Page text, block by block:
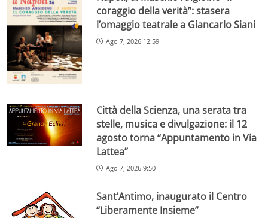
coraggio della verità”: stasera
l’omaggio teatrale a Giancarlo Siani
Ago 7, 2026 12:59
Città della Scienza, una serata tra
stelle, musica e divulgazione: il 12
agosto torna “Appuntamento in Via
Lattea”
Ago 7, 2026 9:50
Sant’Antimo, inaugurato il Centro
“Liberamente Insieme”